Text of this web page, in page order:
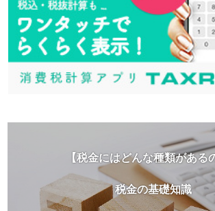
【税金にはどんな種類がある
税金の基礎知識